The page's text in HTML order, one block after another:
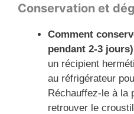
Conservation et
Comment
pendant 2-3 jours)
un récipient
au réfrigérateur
Réchauffez-le à la
retrouver le